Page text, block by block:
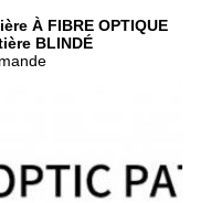
À FIBRE OPTIQUE
BLINDÉ